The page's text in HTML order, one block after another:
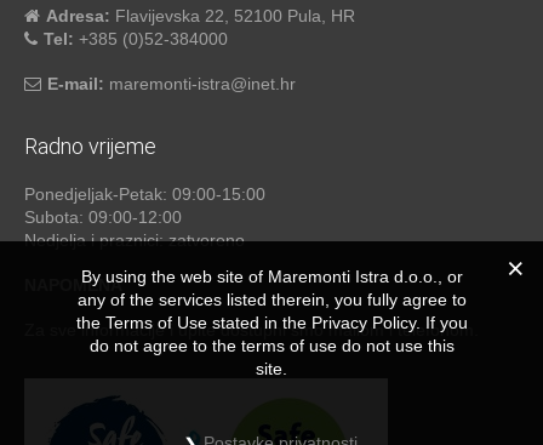
Adresa: Flavijevska 22, 52100 Pula, HR
Tel: +385 (0)52-384000
E-mail: maremonti-istra@inet.hr
Radno vrijeme
Ponedjeljak-Petak: 09:00-15:00
Subota: 09:00-12:00
Nedjelja i praznici: zatvoreno
NAPOMENA
Za sve informacije i upite dostupni smo mailom i telefonom.
By using the web site of Maremonti Istra d.o.o., or
any of the services listed therein, you fully agree to
the Terms of Use stated in the Privacy Policy. If you
do not agree to the terms of use do not use this
site.